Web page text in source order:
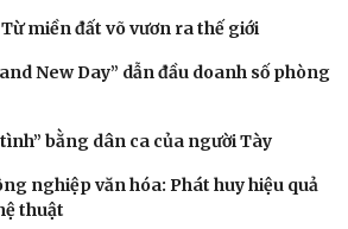
miền đất võ vươn ra thế giới
New Day” dẫn đầu doanh số phòng
bằng dân ca của người Tày
nghiệp văn hóa: Phát huy hiệu quả
thuật